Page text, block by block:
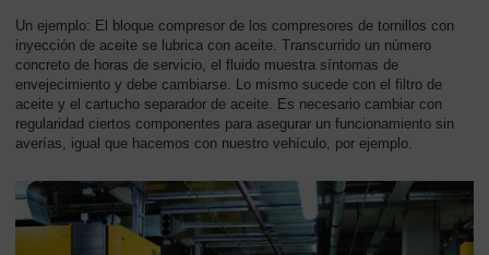
Un ejemplo: El bloque compresor de los compresores de tornillos con
inyección de aceite se lubrica con aceite. Transcurrido un número
concreto de horas de servicio, el fluido muestra síntomas de
envejecimiento y debe cambiarse. Lo mismo sucede con el filtro de
aceite y el cartucho separador de aceite. Es necesario cambiar con
regularidad ciertos componentes para asegurar un funcionamiento sin
averías, igual que hacemos con nuestro vehículo, por ejemplo.